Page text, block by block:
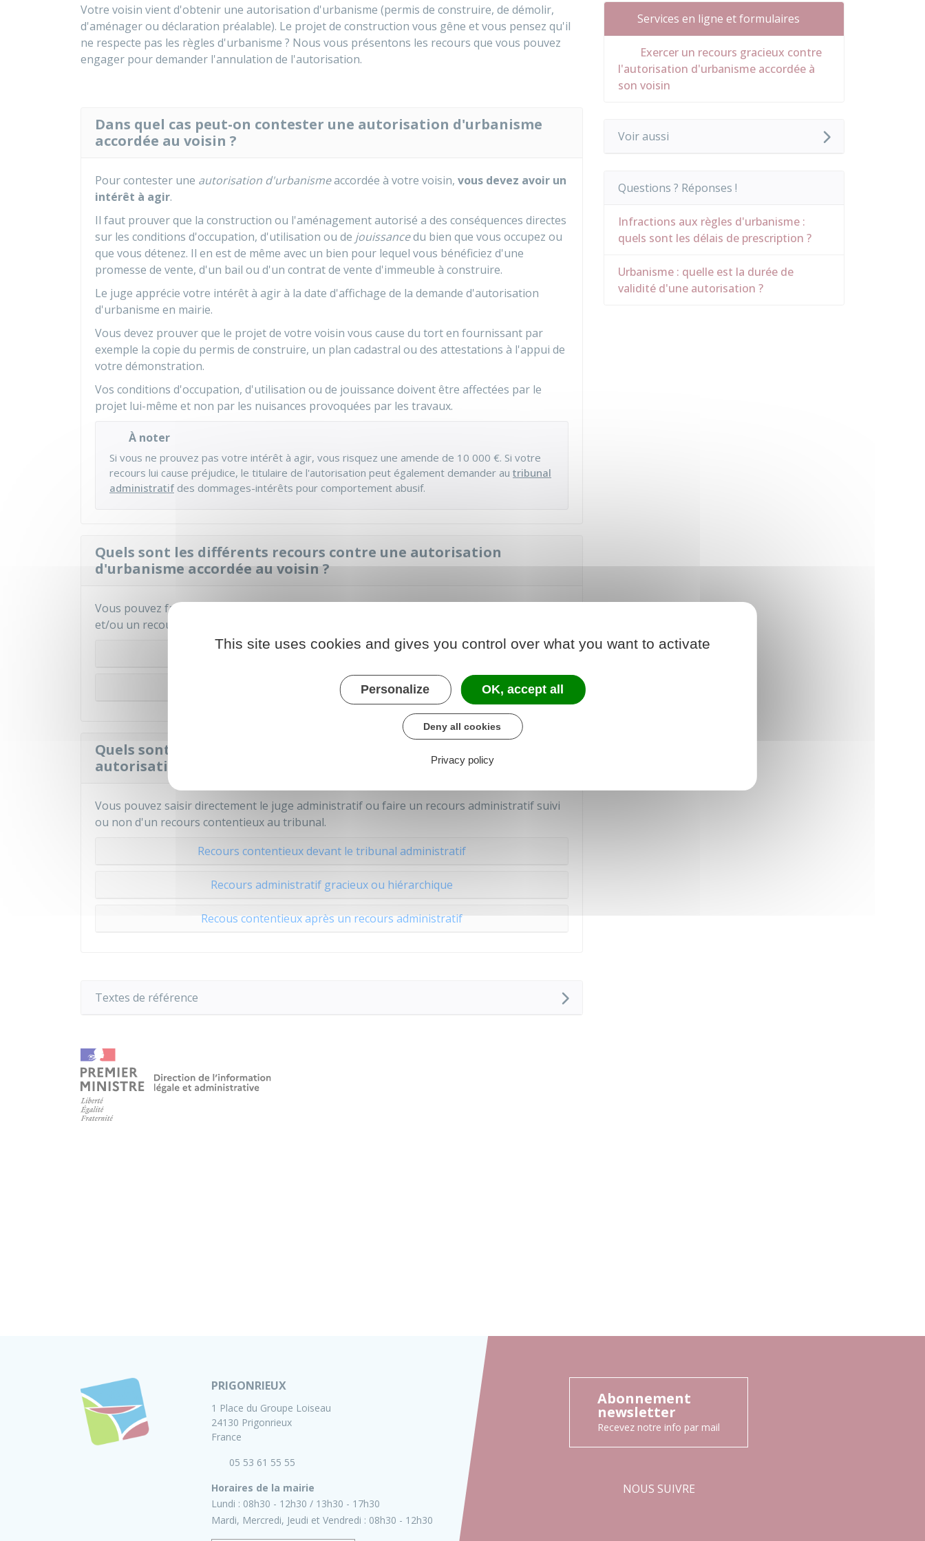
Votre voisin vient d'obtenir une autorisation d'urbanisme (permis de construire, de démolir,
d'aménager ou déclaration préalable). Le projet de construction vous gêne et vous pensez qu'il
ne respecte pas les règles d'urbanisme ? Nous vous présentons les recours que vous pouvez
engager pour demander l'annulation de l'autorisation.
Dans quel cas peut-on contester une autorisation d'urbanisme
accordée au voisin ?
Pour contester une autorisation d'urbanismeaccordée à votre voisin, vous devez avoir un
intérêt à agir.
Il faut prouver que la construction ou l'aménagement autorisé a des conséquences directes
sur les conditions d'occupation, d'utilisation ou de jouissancedu bien que vous occupez ou
que vous détenez. Il en est de même avec un bien pour lequel vous bénéficiez d'une
promesse de vente, d'un bail ou d'un contrat de vente d'immeuble à construire.
Le juge apprécie votre intérêt à agir à la date d'affichage de la demande d'autorisation
d'urbanisme en mairie.
Vous devez prouver que le projet de votre voisin vous cause du tort en fournissant par
exemple la copie du permis de construire, un plan cadastral ou des attestations à l'appui de
votre démonstration.
Vos conditions d'occupation, d'utilisation ou de jouissance doivent être affectées par le
projet lui-même et non par les nuisances provoquées par les travaux.
À noter
Si vous ne prouvez pas votre intérêt à agir, vous risquez une amende de 10 000 €. Si votre
recours lui cause préjudice, le titulaire de l'autorisation peut également demander au tribunal
administratif des dommages-intérêts pour comportement abusif.
Quels sont les différents recours contre une autorisation
d'urbanisme accordée au voisin ?
Vous pouvez faire un recours administratif devant l'administration (mairie ou préfecture)
et/ou un recours contentieux devant le tribunal administratif.
Recours administratif
Recours contentieux devant le tribunal administratif
Quels sont les délais pour faire un recours contre une
autorisation d'urbanisme accordée au voisin ?
Vous pouvez saisir directement le juge administratif ou faire un recours administratif suivi
ou non d'un recours contentieux au tribunal.
Recours contentieux devant le tribunal administratif
Recours administratif gracieux ou hiérarchique
Recous contentieux après un recours administratif
Textes de référence
Services en ligne et formulaires
Exercer un recours gracieux contre
l'autorisation d'urbanisme accordée à
son voisin
Voir aussi
Questions ? Réponses !
Infractions aux règles d'urbanisme :
quels sont les délais de prescription ?
Urbanisme : quelle est la durée de
validité d'une autorisation ?
PRIGONRIEUX
1 Place du Groupe Loiseau
24130 Prigonrieux
France
05 53 61 55 55
Horaires de la mairie
Lundi : 08h30 - 12h30
13h30 - 17h30
Mardi, Mercredi, Jeudi et Vendredi : 08h30 - 12h30
Abonnement
newsletter
Recevez notre info par mail
NOUS SUIVRE
This site uses cookies and gives you control over what you want to activate
Personalize OK, accept all
Deny all cookies
Privacy policy